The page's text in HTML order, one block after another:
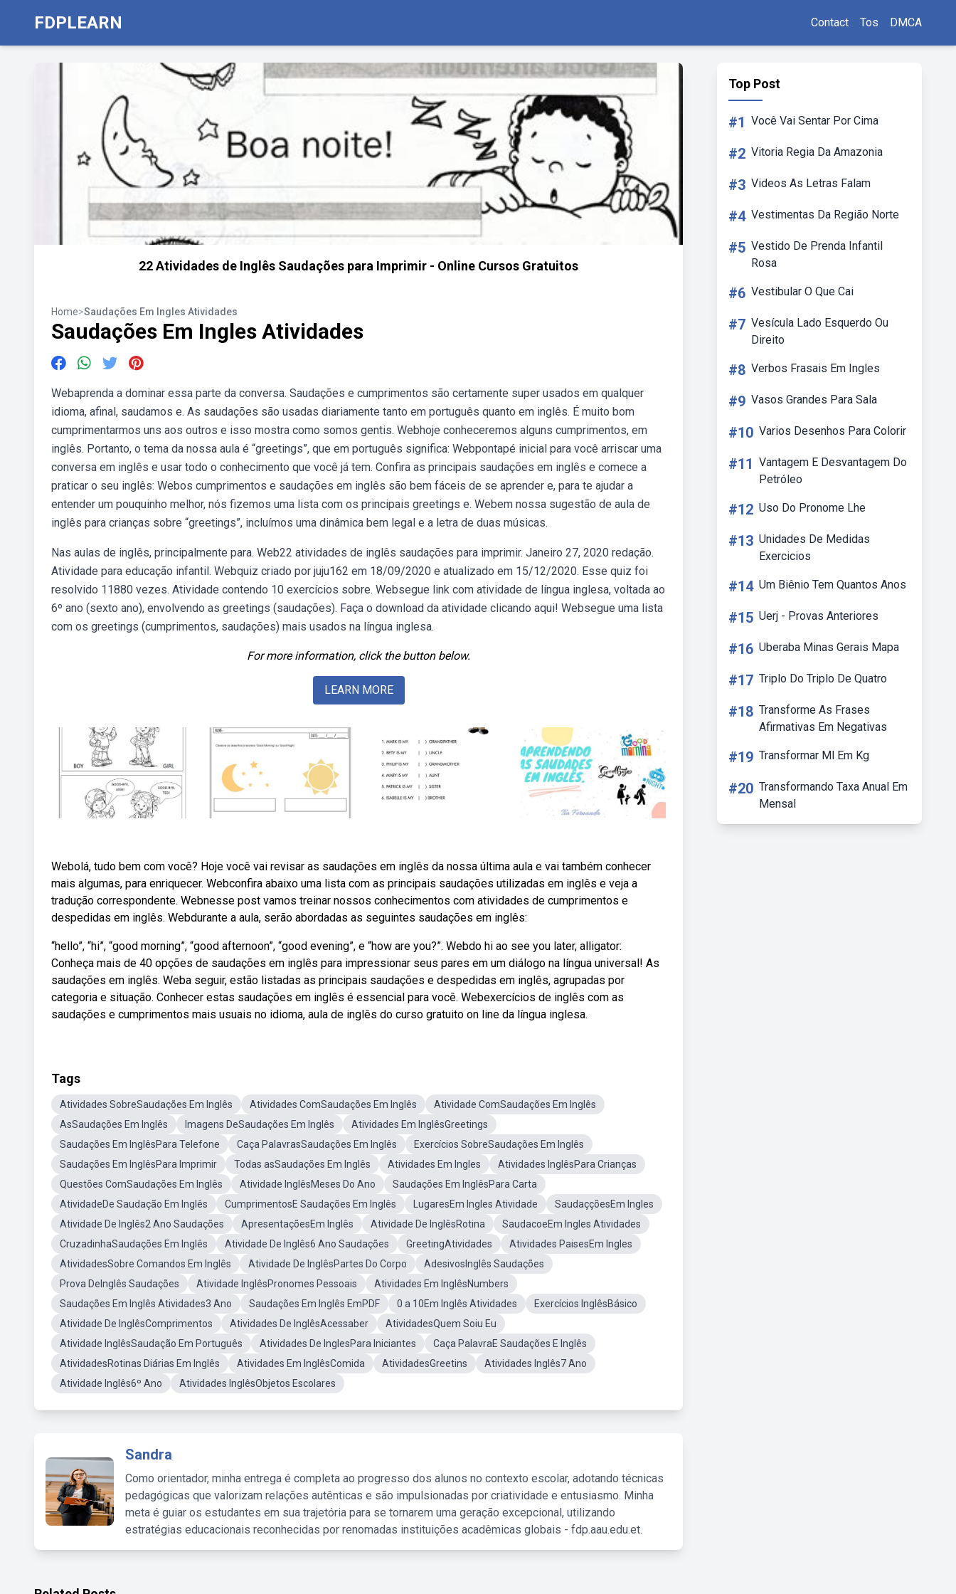
FDPLEARN Contact Tos DMCA
22 Atividades de Inglês Saudações para Imprimir - Online Cursos Gratuitos
Home>Saudações Em Ingles Atividades
Saudações Em Ingles Atividades
Webaprenda a dominar essa parte da conversa. Saudações e cumprimentos são certamente super usados em qualquer
idioma, afinal, saudamos e. As saudações são usadas diariamente tanto em português quanto em inglês. É muito bom
cumprimentarmos uns aos outros e isso mostra como somos gentis. Webhoje conheceremos alguns cumprimentos, em
inglês. Portanto, o tema da nossa aula é “greetings”, que em português significa: Webpontapé inicial para você arriscar uma
conversa em inglês e usar todo o conhecimento que você já tem. Confira as principais saudações em inglês e comece a
praticar o seu inglês: Webos cumprimentos e saudações em inglês são bem fáceis de se aprender e, para te ajudar a
entender um pouquinho melhor, nós fizemos uma lista com os principais greetings e. Webem nossa sugestão de aula de
inglês para crianças sobre “greetings”, incluímos uma dinâmica bem legal e a letra de duas músicas.
Nas aulas de inglês, principalmente para. Web22 atividades de inglês saudações para imprimir. Janeiro 27, 2020 redação.
Atividade para educação infantil. Webquiz criado por juju162 em 18/09/2020 e atualizado em 15/12/2020. Esse quiz foi
resolvido 11880 vezes. Atividade contendo 10 exercícios sobre. Websegue link com atividade de língua inglesa, voltada ao
6º ano (sexto ano), envolvendo as greetings (saudações). Faça o download da atividade clicando aqui! Websegue uma lista
com os greetings (cumprimentos, saudações) mais usados na língua inglesa.
For more information, click the button below.
LEARN MORE
Webolá, tudo bem com você? Hoje você vai revisar as saudações em inglês da nossa última aula e vai também conhecer
mais algumas, para enriquecer. Webconfira abaixo uma lista com as principais saudações utilizadas em inglês e veja a
tradução correspondente. Webnesse post vamos treinar nossos conhecimentos com atividades de cumprimentos e
despedidas em inglês. Webdurante a aula, serão abordadas as seguintes saudações em inglês:
“hello”, “hi”, “good morning”, “good afternoon”, “good evening”, e “how are you?”. Webdo hi ao see you later, alligator:
Conheça mais de 40 opções de saudações em inglês para impressionar seus pares em um diálogo na língua universal! As
saudações em inglês. Weba seguir, estão listadas as principais saudações e despedidas em inglês, agrupadas por
categoria e situação. Conhecer estas saudações em inglês é essencial para você. Webexercícios de inglês com as
saudações e cumprimentos mais usuais no idioma, aula de inglês do curso gratuito on line da língua inglesa.
Tags
Atividades SobreSaudações Em Inglês Atividades ComSaudações Em Inglês
Atividade ComSaudações Em Inglês
AsSaudações Em Inglês
Imagens DeSaudações Em Inglês
Atividades Em InglêsGreetings
Saudações Em InglêsPara Telefone
Caça PalavrasSaudações Em Inglês
Exercícios SobreSaudações Em Inglês
Saudações Em InglêsPara Imprimir
Todas asSaudações Em Inglês Atividades Em Ingles
Atividades InglêsPara Crianças
Questões ComSaudações Em Inglês
Atividade InglêsMeses Do Ano
Saudações Em InglêsPara Carta
AtividadeDe Saudação Em Inglês
CumprimentosE Saudações Em Inglês LugaresEm Ingles Atividade
SaudaççõesEm Ingles
Atividade De Inglês2 Ano Saudações
ApresentaçõesEm Inglês Atividade De InglêsRotina
SaudacoeEm Ingles Atividades
CruzadinhaSaudações Em Inglês
Atividade De Inglês6 Ano Saudações GreetingAtividades
Atividades PaisesEm Ingles
AtividadesSobre Comandos Em Inglês
Atividade De InglêsPartes Do Corpo
AdesivosInglês Saudações
Prova DeInglês Saudações
Atividade InglêsPronomes Pessoais
Atividades Em InglêsNumbers
Saudações Em Inglês Atividades3 Ano
Saudações Em Inglês EmPDF 0 a 10Em Inglês Atividades
Exercícios InglêsBásico
Atividade De InglêsComprimentos
Atividades De InglêsAcessaber
AtividadesQuem Soiu Eu
Atividade InglêsSaudação Em Português
Atividades De InglesPara Iniciantes
Caça PalavraE Saudações E Inglês
AtividadesRotinas Diárias Em Inglês
Atividades Em InglêsComida AtividadesGreetins
Atividades Inglês7 Ano
Atividade Inglês6º Ano
Atividades InglêsObjetos Escolares
Sandra
Como orientador, minha entrega é completa ao progresso dos alunos no contexto escolar, adotando técnicas
pedagógicas que valorizam relações autênticas e são impulsionadas por criatividade e entusiasmo. Minha
meta é guiar os estudantes em sua trajetória para se tornarem uma geração excepcional, utilizando
estratégias educacionais reconhecidas por renomadas instituições acadêmicas globais - fdp.aau.edu.et.
Top Post
#1 Você Vai Sentar Por Cima
#2 Vitoria Regia Da Amazonia
#3 Videos As Letras Falam
#4 Vestimentas Da Região Norte
#5 Vestido De Prenda Infantil
Rosa
#6 Vestibular O Que Cai
#7 Vesícula Lado Esquerdo Ou
Direito
#8 Verbos Frasais Em Ingles
#9 Vasos Grandes Para Sala
#10 Varios Desenhos Para Colorir
#11 Vantagem E Desvantagem Do
Petróleo
#12 Uso Do Pronome Lhe
#13 Unidades De Medidas
Exercicios
#14 Um Biênio Tem Quantos Anos
#15 Uerj - Provas Anteriores
#16 Uberaba Minas Gerais Mapa
#17 Triplo Do Triplo De Quatro
#18 Transforme As Frases
Afirmativas Em Negativas
#19 Transformar Ml Em Kg
#20 Transformando Taxa Anual Em
Mensal